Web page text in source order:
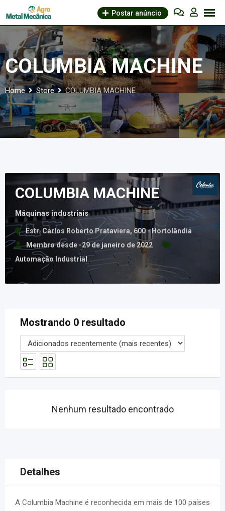
to
Postar anúncio
COLUMBIA MACHINE
Home Store COLUMBIA MACHINE
COLUMBIA MACHINE
Máquinas industriais
Estr. Carlos Roberto Prataviera, 600 - Hortolândia
Membro desde -29 de janeiro de 2022
Automação Industrial
Mostrando 0 resultado
Nenhum resultado encontrado
Detalhes
A Columbia Machine é reconhecida em mais de 100 países